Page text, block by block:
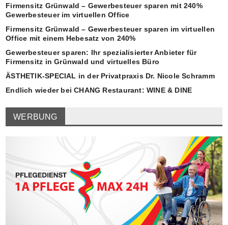
Firmensitz Grünwald – Gewerbesteuer sparen mit 240%
Gewerbesteuer im virtuellen Office
Firmensitz Grünwald – Gewerbesteuer sparen im virtuellen
Office mit einem Hebesatz von 240%
Gewerbesteuer sparen: Ihr spezialisierter Anbieter für
Firmensitz in Grünwald und virtuelles Büro
ÄSTHETIK-SPECIAL in der Privatpraxis Dr. Nicole Schramm
Endlich wieder bei CHANG Restaurant: WINE & DINE
WERBUNG